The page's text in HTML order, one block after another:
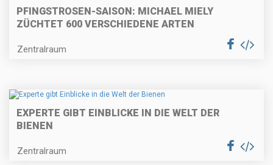
PFINGSTROSEN-SAISON: MICHAEL MIELY
ZÜCHTET 600 VERSCHIEDENE ARTEN
Zentralraum
EXPERTE GIBT EINBLICKE IN DIE WELT DER
BIENEN
Zentralraum